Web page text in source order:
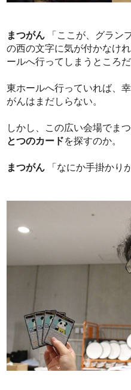
まつがん 「ここが、グラン
の西の文字に気が付かなけ
ールへ行ってしまうところ
東ホールへ行っていれば、
がんはまだしらない。
しかし、この広い会場でま
とつのカードを探すのか。
まつがん 「なにか手掛かり